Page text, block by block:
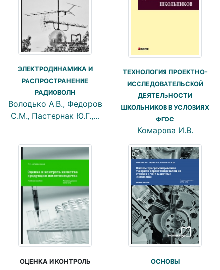
ЭЛЕКТРОДИНАМИКА И
РАСПРОСТРАНЕНИЕ
РАДИОВОЛН
Володько А.В., Федоров
С.М., Пастернак Ю.Г.,…
ТЕХНОЛОГИЯ ПРОЕКТНО-
ИССЛЕДОВАТЕЛЬСКОЙ
ДЕЯТЕЛЬНОСТИ
ШКОЛЬНИКОВ В УСЛОВИЯХ
ФГОС
Комарова И.В.
ОЦЕНКА И КОНТРОЛЬ
ОСНОВЫ